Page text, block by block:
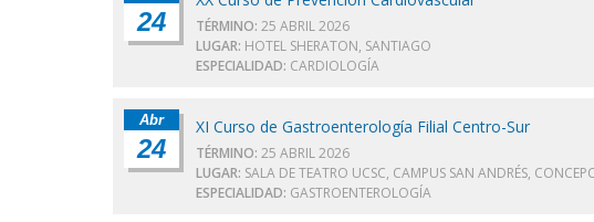
24 TÉRMINO: 25 ABRIL 2026
LUGAR: HOTEL SHERATON, SANTIAGO
ESPECIALIDAD: CARDIOLOGÍA
Abr
24
XI Curso de Gastroenterología Filial Centro-Sur
TÉRMINO: 25 ABRIL 2026
LUGAR: SALA DE TEATRO UCSC, CAMPUS SAN ANDRÉS,
ESPECIALIDAD: GASTROENTEROLOGÍA